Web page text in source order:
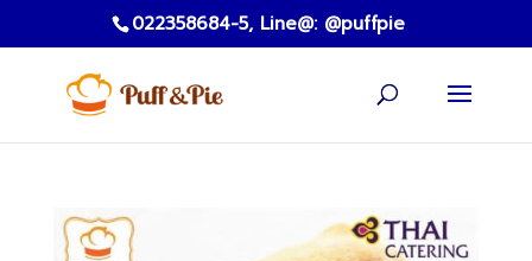
022358684-5, Line@: @puffpie